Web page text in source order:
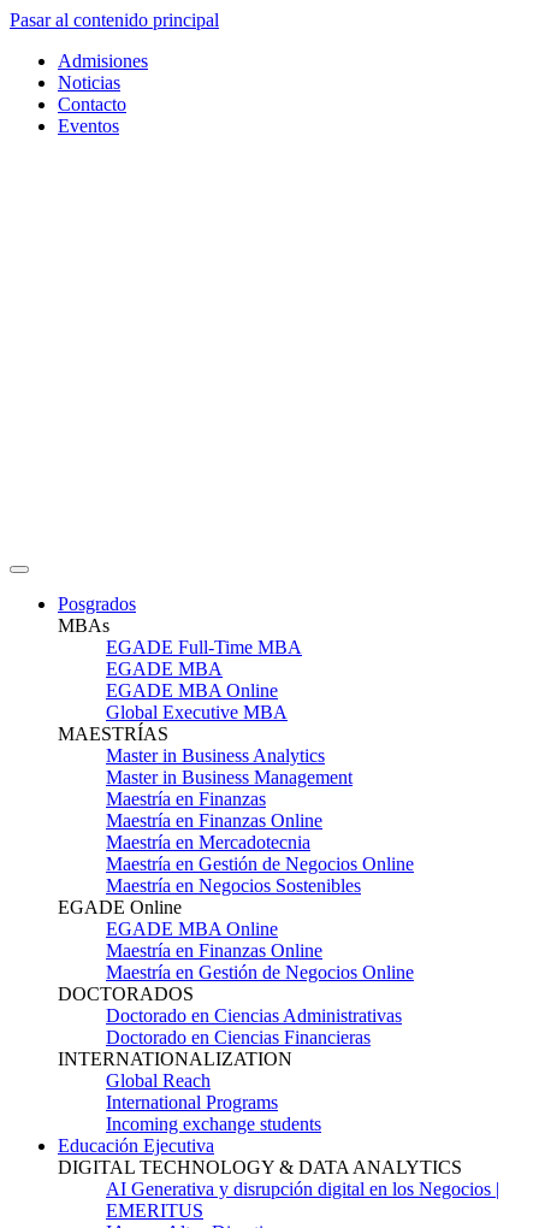
Pasar al contenido principal
Admisiones
Noticias
Contacto
Eventos
Posgrados
MBAs
EGADE Full-Time MBA
EGADE MBA
EGADE MBA Online
Global Executive MBA
MAESTRÍAS
Master in Business Analytics
Master in Business Management
Maestría en Finanzas
Maestría en Finanzas Online
Maestría en Mercadotecnia
Maestría en Gestión de Negocios Online
Maestría en Negocios Sostenibles
EGADE Online
EGADE MBA Online
Maestría en Finanzas Online
Maestría en Gestión de Negocios Online
DOCTORADOS
Doctorado en Ciencias Administrativas
Doctorado en Ciencias Financieras
INTERNATIONALIZATION
Global Reach
International Programs
Incoming exchange students
Educación Ejecutiva
DIGITAL TECHNOLOGY & DATA ANALYTICS
AI Generativa y disrupción digital en los Negocios |
EMERITUS